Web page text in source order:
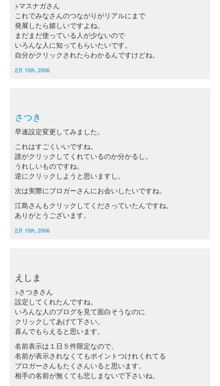
>マスナガさん
これでみなさんのつながりがリアルにまで
発展したら嬉しいですよね。
まだまだ使っている人が少ないので
いろんな人に知ってもらいたいです。
自分がクリックされたらわかるんですけどね。
2月 15th, 2006
さつき
早速設定変更してみました。
これはすごくいいですね。
誰がクリックしてくれているのか分かるし。
うれしいものですね。
逆にクリックしようと思いますし。
次は実際にブロガーさんにお会いしたいですね。
江島さんもクリックしてくださっていたんですね。
ありがとうございます。
2月 15th, 2006
えしま
>さつきさん
設定してくれたんですね。
いろんな人のブログを見て面白そうなのに
クリックしてあげて下さい。
喜んでもらえると思います。
名前表示は１日５件限定なので、
名前が表示されなくてもポイントつけれくれてる
ブロガーさんもたくさんいると思います。
相手の名前が無くても悲しまないで下さいね。